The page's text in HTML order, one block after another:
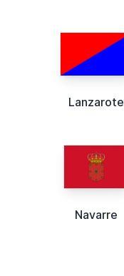
Lanzarote
Navarre